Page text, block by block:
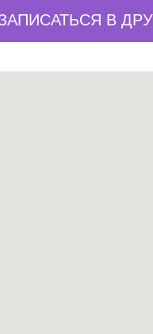
В